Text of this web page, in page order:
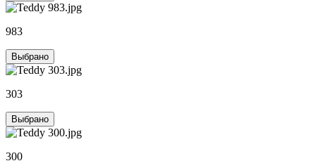
983
Выбрано
303
Выбрано
300